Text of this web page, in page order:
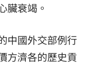
臟衰竭。
中國外交部例行
方濟各的歷史貢